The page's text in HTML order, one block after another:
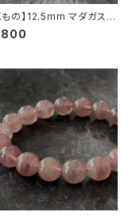
もの】12.5mm マダガスカ
ルキー ラベンダーアメジ
水晶）ブレスレット【鑑別